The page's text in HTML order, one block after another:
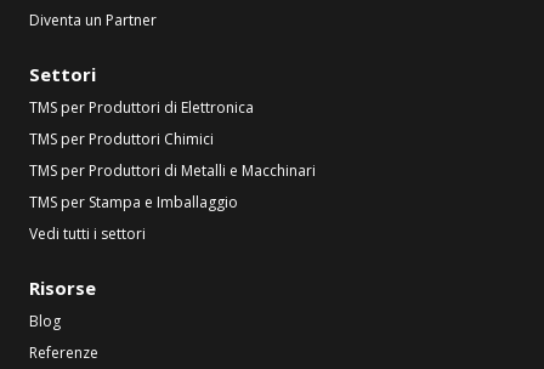
Diventa un Partner
Settori
TMS per Produttori di Elettronica
TMS per Produttori Chimici
TMS per Produttori di Metalli e Macchinari
TMS per Stampa e Imballaggio
Vedi tutti i settori
Risorse
Blog
Referenze